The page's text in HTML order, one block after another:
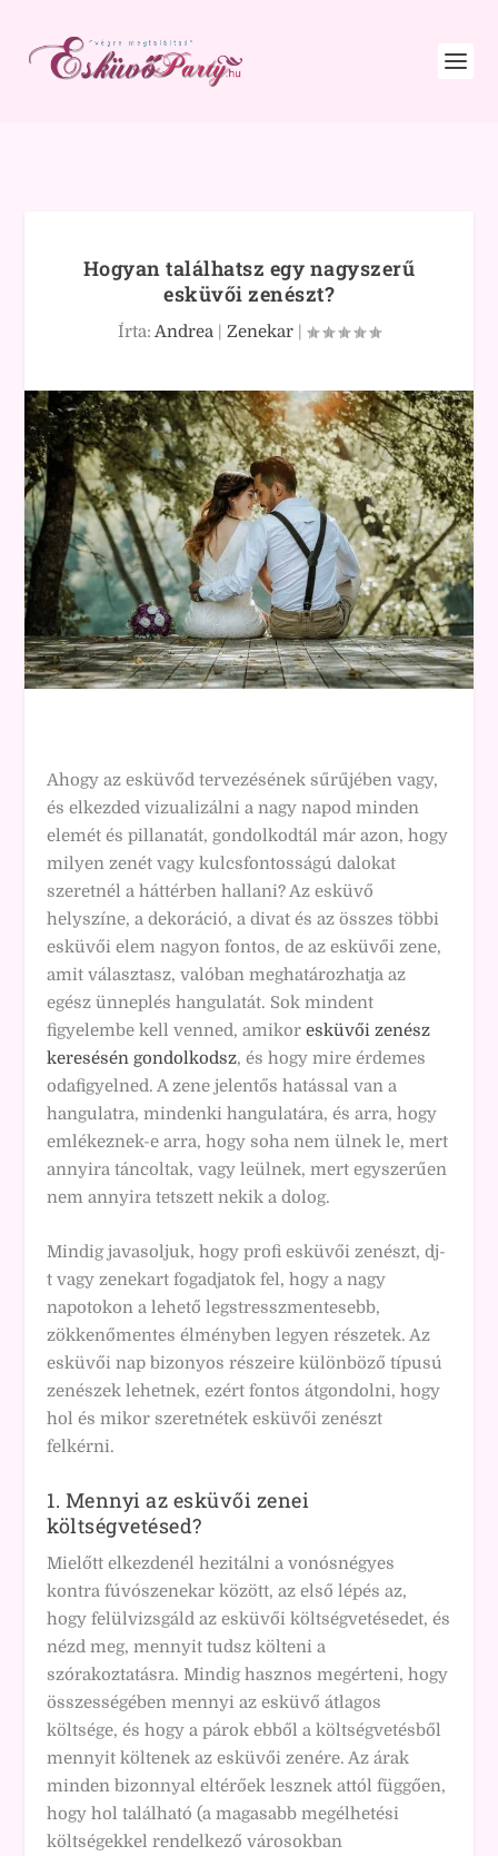
Hogyan találhatsz egy nagyszerű
esküvői zenészt?
Írta: Andrea | Zenekar |
Ahogy az esküvőd tervezésének sűrűjében vagy,
és elkezded vizualizálni a nagy napod minden
elemét és pillanatát, gondolkodtál már azon, hogy
milyen zenét vagy kulcsfontosságú dalokat
szeretnél a háttérben hallani? Az esküvő
helyszíne, a dekoráció, a divat és az összes többi
esküvői elem nagyon fontos, de az esküvői zene,
amit választasz, valóban meghatározhatja az
egész ünneplés hangulatát. Sok mindent
figyelembe kell venned, amikoresküvői zenész
keresésén gondolkodsz, és hogy mire érdemes
odafigyelned. A zene jelentős hatással van a
hangulatra, mindenki hangulatára, és arra, hogy
emlékeznek-e arra, hogy soha nem ülnek le, mert
annyira táncoltak, vagy leülnek, mert egyszerűen
nem annyira tetszett nekik a dolog.
Mindig javasoljuk, hogy profi esküvői zenészt, dj-
t vagy zenekart fogadjatok fel, hogy a nagy
napotokon a lehető legstresszmentesebb,
zökkenőmentes élményben legyen részetek. Az
esküvői nap bizonyos részeire különböző típusú
zenészek lehetnek, ezért fontos átgondolni, hogy
hol és mikor szeretnétek esküvői zenészt
felkérni.
1. Mennyi az esküvői zenei
költségvetésed?
Mielőtt elkezdenél hezitálni a vonósnégyes
kontra fúvószenekar között, az első lépés az,
hogy felülvizsgáld az esküvői költségvetésedet, és
nézd meg, mennyit tudsz költeni a
szórakoztatásra. Mindig hasznos megérteni, hogy
összességében mennyi az esküvő átlagos
költsége, és hogy a párok ebből a költségvetésből
mennyit költenek az esküvői zenére. Az árak
minden bizonnyal eltérőek lesznek attól függően,
hogy hol található (a magasabb megélhetési
költségekkel rendelkező városokban